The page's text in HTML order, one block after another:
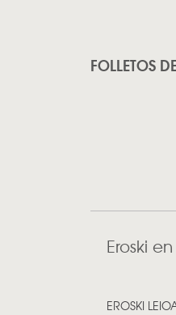
FOLLETOS
Eroski
EROSKI